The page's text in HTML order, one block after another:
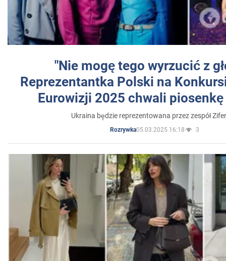
"Nie mogę tego wyrzucić z
Reprezentantka Polski na
Eurowizji 2025 chwali
Ukraina będzie reprezentowana przez zespół
Rozrywka05.03.2025 16:18 3